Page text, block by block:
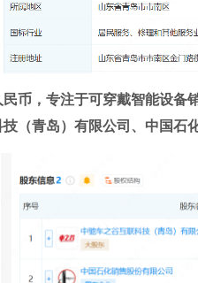
民币，专注于可穿戴智能设
（青岛）有限公司、中国石